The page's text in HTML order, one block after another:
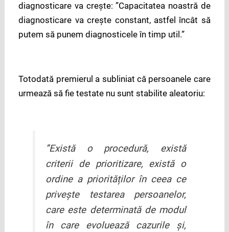
diagnosticare va crește: ”Capacitatea noastră de
diagnosticare va crește constant, astfel încât să
putem să punem diagnosticele în timp util.”
Totodată premierul a subliniat că persoanele care
urmează să fie testate nu sunt stabilite aleatoriu:
”Există o procedură, există
criterii de prioritizare, există o
ordine a priorităților în ceea ce
privește testarea persoanelor,
care este determinată de modul
în care evoluează cazurile și,